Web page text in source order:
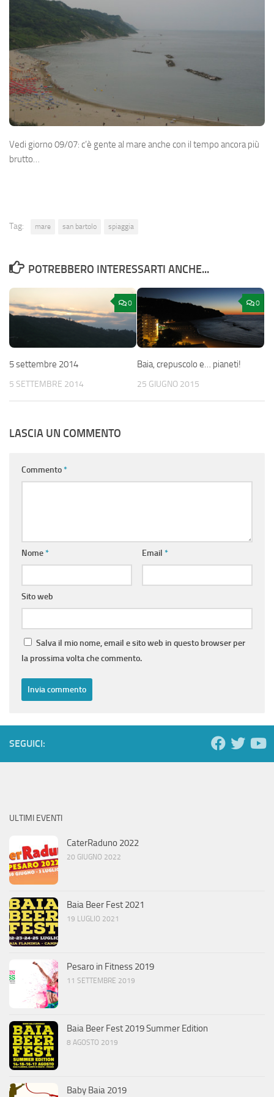
Vedi giorno 09/07: c’è gente al mare anche con il tempo ancora più
brutto…
Tag: mare san bartolo spiaggia
POTREBBERO INTERESSARTI ANCHE...
0
5 settembre 2014
5 SETTEMBRE 2014
0
Baia, crepuscolo e… pianeti!
25 GIUGNO 2015
LASCIA UN COMMENTO
Commento*
Nome* Email *
Sito web
Salva il mio nome, email e sito web in questo browser per
la prossima volta che commento.
SEGUICI:
ULTIMI EVENTI
CaterRaduno 2022
20 GIUGNO 2022
Baia Beer Fest 2021
19 LUGLIO 2021
Pesaro in Fitness 2019
11 SETTEMBRE 2019
Baia Beer Fest 2019 Summer Edition
8 AGOSTO 2019
Baby Baia 2019